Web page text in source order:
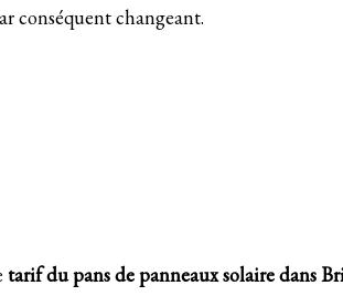
conséquent changeant.
tarif du pans de panneaux solaire dans